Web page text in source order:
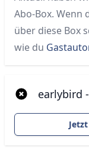
Abo-Box. Wenn
über diese Box
wie du
earlybird